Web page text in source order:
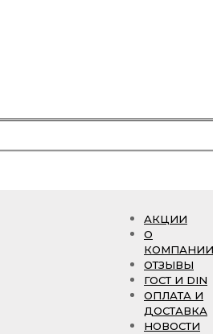
АКЦИИ
О
КОМПАНИИ
ОТЗЫВЫ
ГОСТ И DIN
ОПЛАТА И
ДОСТАВКА
НОВОСТИ